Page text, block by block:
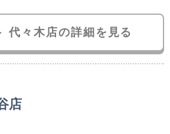
代々木店の詳細を見る
店